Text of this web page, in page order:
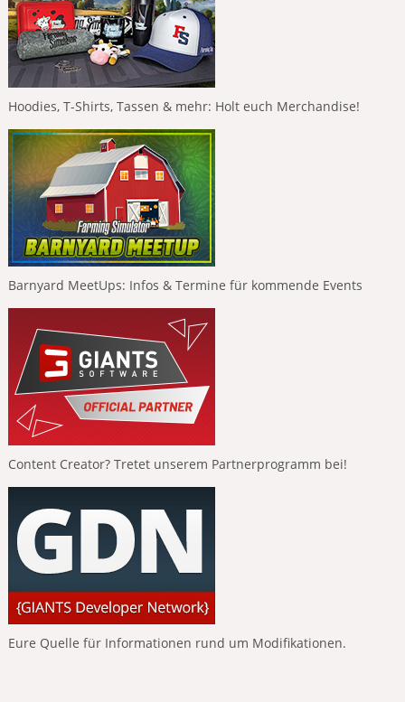
Hoodies, T-Shirts, Tassen & mehr: Holt euch Merchandise!
Barnyard MeetUps: Infos & Termine für kommende Events
Content Creator? Tretet unserem Partnerprogramm bei!
Eure Quelle für Informationen rund um Modifikationen.